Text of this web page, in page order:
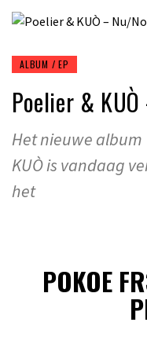
ALBUM / EP
Poelier &
Het nieuwe album
KUÒ is vandaag
het
POKOE